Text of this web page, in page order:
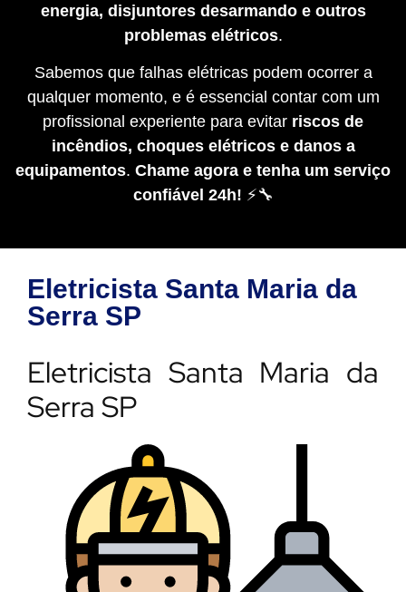
energia, disjuntores desarmando e outros
problemas elétricos.
Sabemos que falhas elétricas podem ocorrer a
qualquer momento, e é essencial contar com um
profissional experiente para evitar riscos de
incêndios, choques elétricos e danos a
equipamentos. Chame agora e tenha um serviço
confiável 24h! ⚡🔧
Eletricista Santa Maria da
Serra SP
Eletricista Santa Maria da
Serra SP